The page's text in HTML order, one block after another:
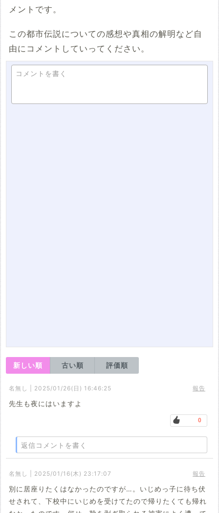
メントです。
この都市伝説についての感想や真相の解明など自
由にコメントしていってください。
コメントを書く
新しい順 古い順 評価順
名無し | 2025/01/26(日) 16:46:25 報告
先生も夜にはいますよ
0
返信コメントを書く
名無し | 2025/01/16(木) 23:17:07 報告
別に居座りたくはなかったのですが…。いじめっ子に待ち伏
せされて、下校中にいじめを受けてたので帰りたくても帰れ